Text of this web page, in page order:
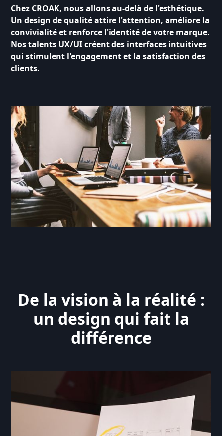
Chez CROAK, nous allons au-delà de l'esthétique.
Un design de qualité attire l'attention, améliore la
convivialité et renforce l'identité de votre marque.
Nos talents UX/UI créent des interfaces intuitives
qui stimulent l'engagement et la satisfaction des
clients.
De la vision à la réalité :
un design qui fait la
différence